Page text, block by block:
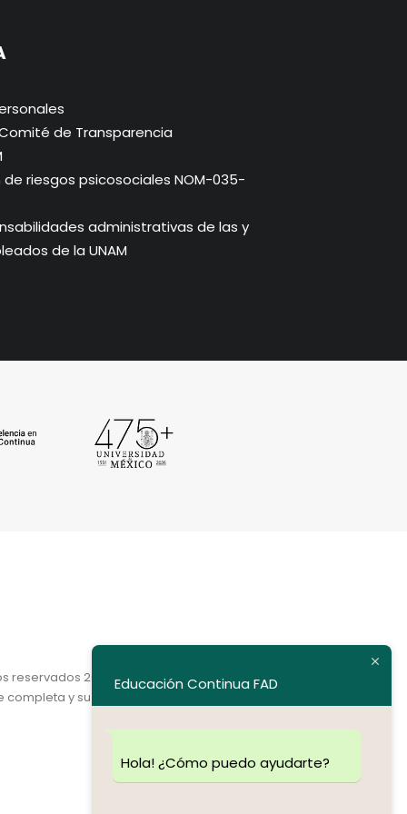
de Transparencia
riesgos psicosociales NOM-035-
administrativas de las y
de la UNAM
reservados 2020.
y su dirección electrónica.
Educación Continua FAD
Hola! ¿Cómo puedo ayudarte?